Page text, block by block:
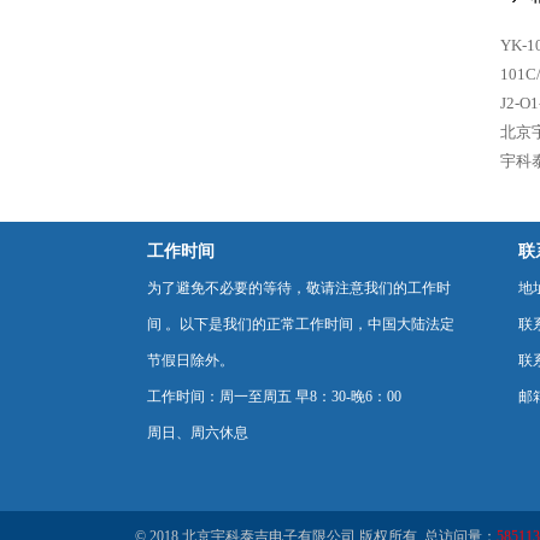
YK-
J2-
北京
宇科
工作时间
为了避免不必要的等待，敬请注意我们的工作时
间 。以下是我们的正常工作时间，中国大陆法定
节假日除外。
工作时间：周一至周五 早8：30-晚6：00
周日、周六休息
联
地
联
联
邮
© 2018 北京宇科泰吉电子有限公司 版权所有 总访问量： 585113